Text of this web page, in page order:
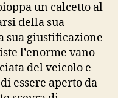
un calcetto al
della sua
sua giustificazione
l’enorme vano
del veicolo e
essere aperto da